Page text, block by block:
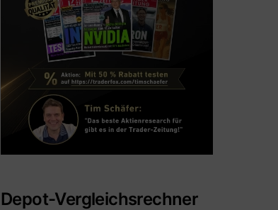
Depot-Vergleichsrechner